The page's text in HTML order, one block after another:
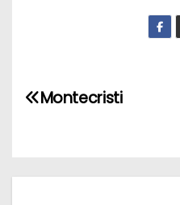
a
e
Montecristi